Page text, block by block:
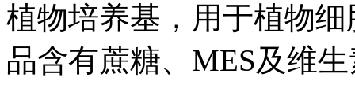
植物培养基，用于植物
品含有蔗糖、MES及维